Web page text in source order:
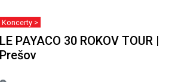
Koncerty >
LE PAYACO 30 ROKOV TOUR |
Prešov